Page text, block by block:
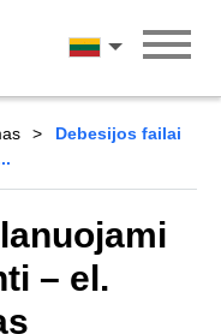
Lietuvių
Debesijos failai
– el.